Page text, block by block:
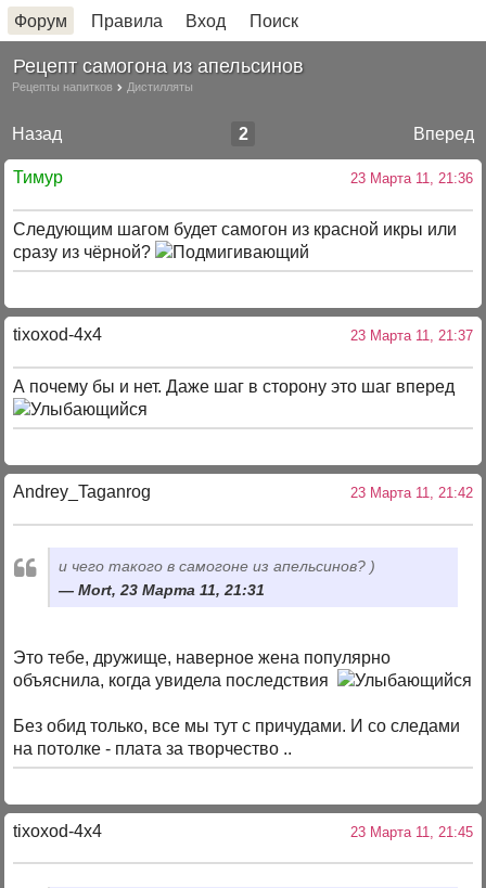
Форум Правила Вход Поиск
Рецепт самогона из апельсинов
Рецепты напитков Дистилляты
Назад Вперед
2
Тимур 23 Марта 11, 21:36
Следующим шагом будет самогон из красной икры или
сразу из чёрной?
tixoxod-4x4 23 Марта 11, 21:37
А почему бы и нет. Даже шаг в сторону это шаг вперед
Andrey_Taganrog 23 Марта 11, 21:42
и чего такого в самогоне из апельсинов? )
Mort, 23 Марта 11, 21:31
Это тебе, дружище, наверное жена популярно
объяснила, когда увидела последствия
Без обид только, все мы тут с причудами. И со следами
на потолке - плата за творчество ..
tixoxod-4x4 23 Марта 11, 21:45